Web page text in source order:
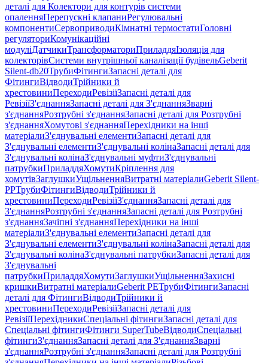
деталі для Колектори для контурів системи
опаленняПерепускні клапаниРегулювальні
компонентиСервоприводиКімнатні термостатиГоловні
регуляториКомунікаційні
модуліДатчикиТрансформаториПриладдяІзоляція для
колекторівСистеми внутрішньої каналізації будівельGeberit
Silent-db20ТрубиФітингиЗапасні деталі для
ФітингиВідводиТрійники й
хрестовиниПереходиРевізіїЗапасні деталі для
РевізіїЗ'єднанняЗапасні деталі для З'єднанняЗварні
з'єднанняРозтрубні з'єднанняЗапасні деталі для Розтрубні
з'єднанняХомутові з'єднанняПерехідники на інші
матеріалиЗ'єднувальні елементиЗапасні деталі для
З'єднувальні елементиЗ'єднувальні колінаЗапасні деталі для
З'єднувальні колінаЗ'єднувальні муфтиЗ'єднувальні
патрубкиПриладдяХомутиКріплення для
хомутівЗаглушкиУщільненняВитратні матеріалиGeberit Silent-
PPТрубиФітингиВідводиТрійники й
хрестовиниПереходиРевізіїЗ'єднанняЗапасні деталі для
З'єднанняРозтрубні з'єднанняЗапасні деталі для Розтрубні
з'єднанняЗачіпні з'єднанняПерехідники на інші
матеріалиЗ'єднувальні елементиЗапасні деталі для
З'єднувальні елементиЗ'єднувальні колінаЗапасні деталі для
З'єднувальні колінаЗ'єднувальні патрубкиЗапасні деталі для
З'єднувальні
патрубкиПриладдяХомутиЗаглушкиУщільненняЗахисні
кришкиВитратні матеріалиGeberit PEТрубиФітингиЗапасні
деталі для ФітингиВідводиТрійники й
хрестовиниПереходиРевізіїЗапасні деталі для
РевізіїПерехідникиСпеціальні фітингиЗапасні деталі для
Спеціальні фітингиФітинги SuperTubeВідводиСпеціальні
фітингиЗ'єднанняЗапасні деталі для З'єднанняЗварні
з'єднанняРозтрубні з'єднанняЗапасні деталі для Розтрубні